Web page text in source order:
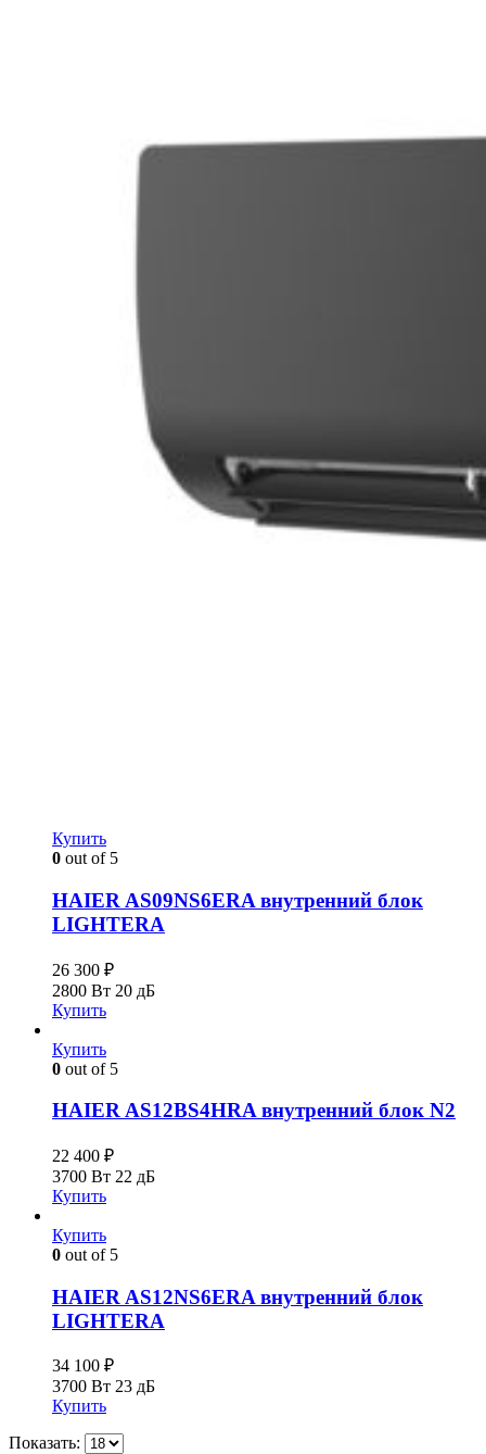
Купить
0 out of 5
HAIER AS09NS6ERA внутренний блок
LIGHTERA
26 300 ₽
2800 Вт 20 дБ
Купить
Купить
0 out of 5
HAIER AS12BS4HRA внутренний блок N2
22 400 ₽
3700 Вт 22 дБ
Купить
Купить
0 out of 5
HAIER AS12NS6ERA внутренний блок
LIGHTERA
34 100 ₽
3700 Вт 23 дБ
Купить
Показать: